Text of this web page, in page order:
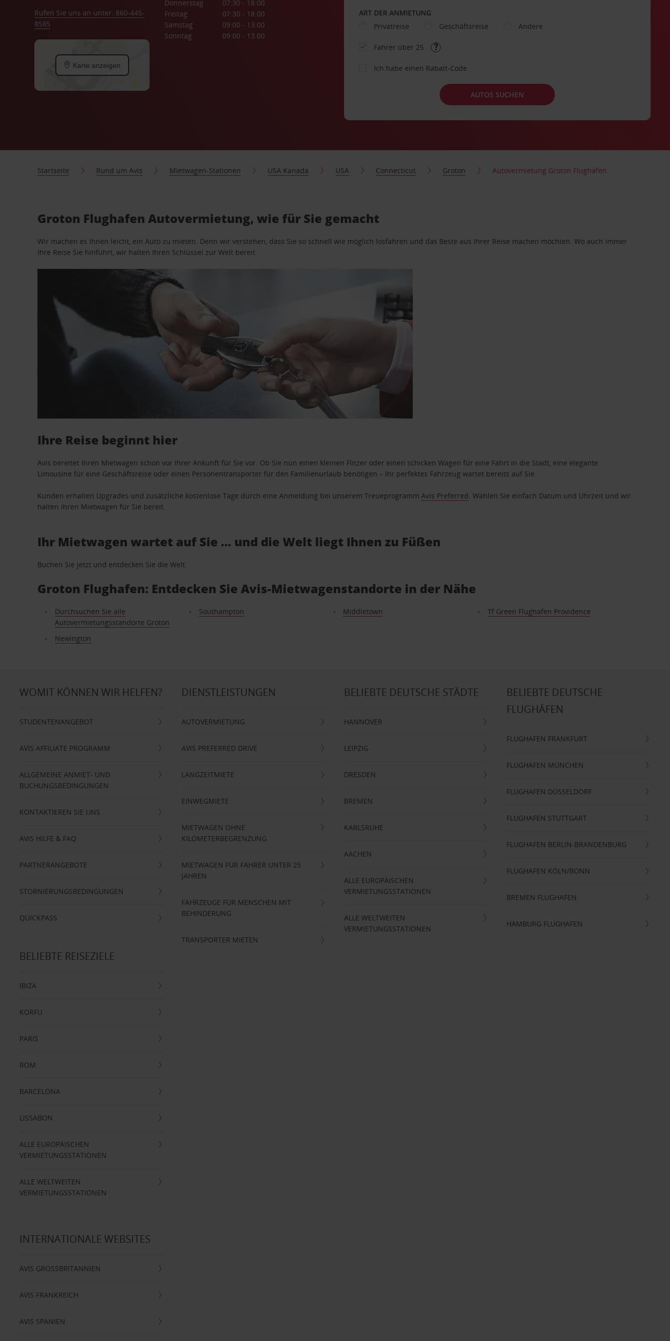
Rufen Sie uns an unter: 860-445-
8585
Karte anzeigen
Donnerstag
07:30 - 18:00
Freitag
07:30 - 18:00
Samstag
09:00 - 13:00
Sonntag
09:00 - 13:00
ART DER ANMIETUNG
Privatreise
Geschäftsreise Andere
Fahrer über 25
Ich habe einen Rabatt-Code
AUTOS SUCHEN
Startseite Rund um Avis Mietwagen-Stationen USA Kanada USA Connecticut Groton Autovermietung Groton Flughafen
Groton Flughafen Autovermietung, wie für Sie gemacht
Wir machen es Ihnen leicht, ein Auto zu mieten. Denn wir verstehen, dass Sie so schnell wie möglich losfahren und das Beste aus Ihrer Reise machen möchten. Wo auch immer
Ihre Reise Sie hinführt, wir halten Ihren Schlüssel zur Welt bereit.
Ihre Reise beginnt hier
Avis bereitet Ihren Mietwagen schon vor Ihrer Ankunft für Sie vor. Ob Sie nun einen kleinen Flitzer oder einen schicken Wagen für eine Fahrt in die Stadt, eine elegante
Limousine für eine Geschäftsreise oder einen Personentransporter für den Familienurlaub benötigen – Ihr perfektes Fahrzeug wartet bereits auf Sie.
Kunden erhalten Upgrades und zusätzliche kostenlose Tage durch eine Anmeldung bei unserem TreueprogrammAvis Preferred. Wählen Sie einfach Datum und Uhrzeit und wir
halten Ihren Mietwagen für Sie bereit.
Ihr Mietwagen wartet auf Sie … und die Welt liegt Ihnen zu Füßen
Buchen Sie jetzt und entdecken Sie die Welt.
Groton Flughafen: Entdecken Sie Avis-Mietwagenstandorte in der Nähe
Durchsuchen Sie alle
Autovermietungsstandorte Groton
Southampton Middletown Tf Green Flughafen Providence
Newington
WOMIT KÖNNEN WIR HELFEN?
STUDENTENANGEBOT
AVIS AFFILIATE PROGRAMM
ALLGEMEINE ANMIET- UND
BUCHUNGSBEDINGUNGEN
KONTAKTIEREN SIE UNS
AVIS HILFE & FAQ
PARTNERANGEBOTE
STORNIERUNGSBEDINGUNGEN
QUICKPASS
DIENSTLEISTUNGEN
AUTOVERMIETUNG
AVIS PREFERRED DRIVE
LANGZEITMIETE
EINWEGMIETE
MIETWAGEN OHNE
KILOMETERBEGRENZUNG
MIETWAGEN FÜR FAHRER UNTER 25
JAHREN
FAHRZEUGE FÜR MENSCHEN MIT
BEHINDERUNG
TRANSPORTER MIETEN
BELIEBTE DEUTSCHE STÄDTE
HANNOVER
LEIPZIG
DRESDEN
BREMEN
KARLSRUHE
AACHEN
ALLE EUROPÄISCHEN
VERMIETUNGSSTATIONEN
ALLE WELTWEITEN
VERMIETUNGSSTATIONEN
BELIEBTE DEUTSCHE
FLUGHÄFEN
FLUGHAFEN FRANKFURT
FLUGHAFEN MÜNCHEN
FLUGHAFEN DÜSSELDORF
FLUGHAFEN STUTTGART
FLUGHAFEN BERLIN-BRANDENBURG
FLUGHAFEN KÖLN/BONN
BREMEN FLUGHAFEN
HAMBURG FLUGHAFEN
BELIEBTE REISEZIELE
IBIZA
KORFU
PARIS
ROM
BARCELONA
LISSABON
ALLE EUROPÄISCHEN
VERMIETUNGSSTATIONEN
ALLE WELTWEITEN
VERMIETUNGSSTATIONEN
INTERNATIONALE WEBSITES
AVIS GROSSBRITANNIEN
AVIS FRANKREICH
AVIS SPANIEN